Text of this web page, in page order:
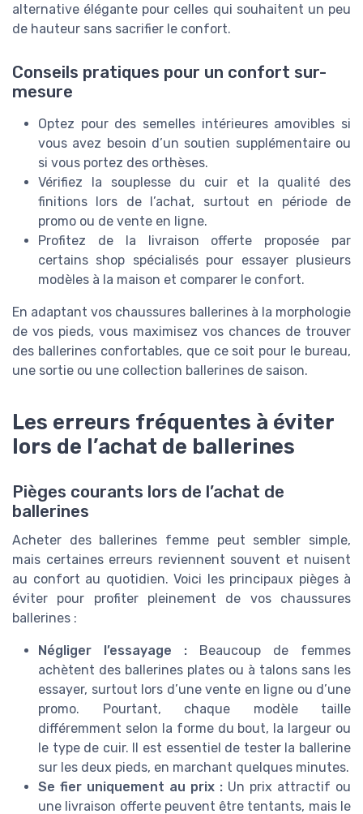
alternative élégante pour celles qui souhaitent un peu
de hauteur sans sacrifier le confort.
Conseils pratiques pour un confort sur-
mesure
Optez pour des semelles intérieures amovibles si
vous avez besoin d’un soutien supplémentaire ou
si vous portez des orthèses.
Vérifiez la souplesse du cuir et la qualité des
finitions lors de l’achat, surtout en période de
promo ou de vente en ligne.
Profitez de la livraison offerte proposée par
certains shop spécialisés pour essayer plusieurs
modèles à la maison et comparer le confort.
En adaptant vos chaussures ballerines à la morphologie
de vos pieds, vous maximisez vos chances de trouver
des ballerines confortables, que ce soit pour le bureau,
une sortie ou une collection ballerines de saison.
Les erreurs fréquentes à éviter
lors de l’achat de ballerines
Pièges courants lors de l’achat de
ballerines
Acheter des ballerines femme peut sembler simple,
mais certaines erreurs reviennent souvent et nuisent
au confort au quotidien. Voici les principaux pièges à
éviter pour profiter pleinement de vos chaussures
ballerines :
Négliger l’essayage : Beaucoup de femmes
achètent des ballerines plates ou à talons sans les
essayer, surtout lors d’une vente en ligne ou d’une
promo. Pourtant, chaque modèle taille
différemment selon la forme du bout, la largeur ou
le type de cuir. Il est essentiel de tester la ballerine
sur les deux pieds, en marchant quelques minutes.
Se fier uniquement au prix : Un prix attractif ou
une livraison offerte peuvent être tentants, mais le